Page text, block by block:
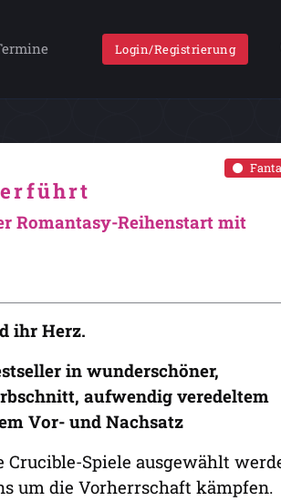
Login/Registrierung
Romantasy-Reihenstart mit
ihr Herz.
in wunderschöner,
aufwendig veredeltem
Vor- und Nachsatz
Crucible-Spiele ausgewählt
um die Vorherrschaft kämpfen.